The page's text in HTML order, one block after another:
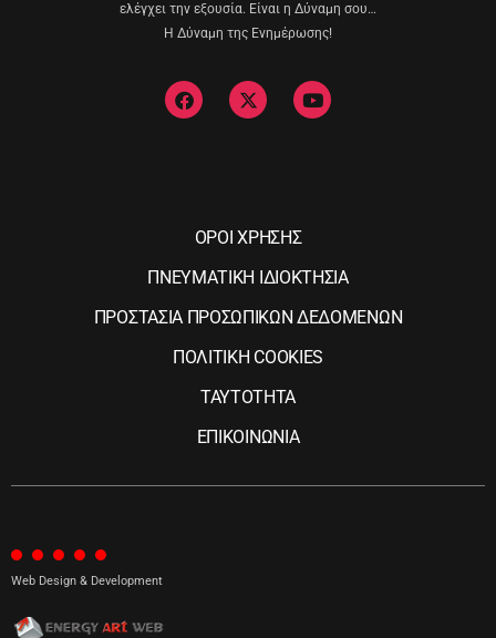
ελέγχει την εξουσία. Είναι η Δύναμη σου…
Η Δύναμη της Ενημέρωσης!
ΟΡΟΙ ΧΡΗΣΗΣ
ΠΝΕΥΜΑΤΙΚΗ ΙΔΙΟΚΤΗΣΙΑ
ΠΡΟΣΤΑΣΙΑ ΠΡΟΣΩΠΙΚΩΝ ΔΕΔΟΜΕΝΩΝ
ΠΟΛΙΤΙΚΗ COOKIES
ΤΑΥΤΟΤΗΤΑ
ΕΠΙΚΟΙΝΩΝΙΑ
Web Design & Development